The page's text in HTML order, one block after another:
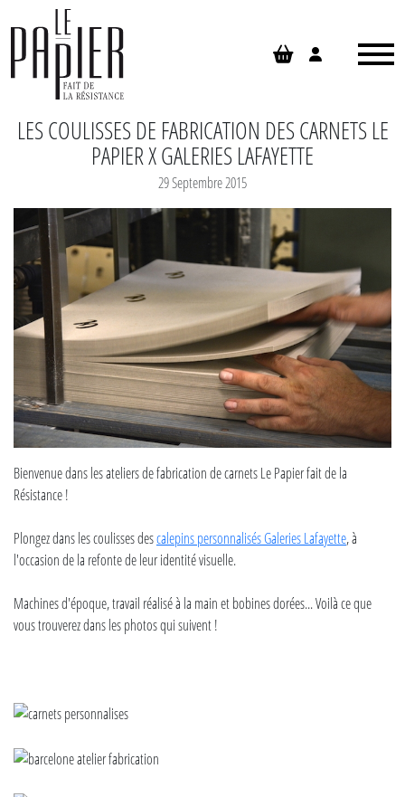
LES COULISSES DE FABRICATION DES CARNETS LE
PAPIER X GALERIES LAFAYETTE
29 Septembre 2015
Bienvenue dans les ateliers de fabrication de carnets Le Papier fait de la
Résistance !
Plongez dans les coulisses descalepins personnalisés Galeries Lafayette, à
l'occasion de la refonte de leur identité visuelle.
Machines d'époque, travail réalisé à la main et bobines dorées... Voilà ce que
vous trouverez dans les photos qui suivent !
Panneau de gestion des cookies